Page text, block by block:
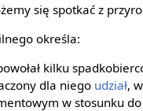
się spotkać z
określa:
kilku
dla niego udział,
w stosunku